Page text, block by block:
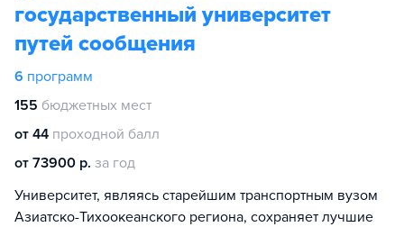
государственный университет
путей сообщения
6 программ
155 бюджетных мест
от 44 проходной балл
от 73900 р. за год
Университет, являясь старейшим транспортным вузом
Азиатско-Тихоокеанского региона, сохраняет лучшие